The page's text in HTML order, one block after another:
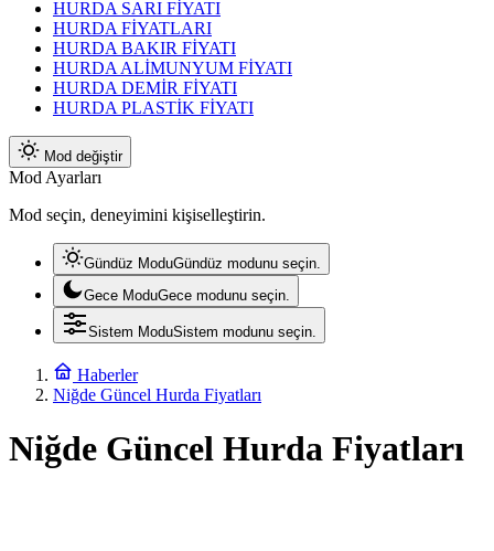
HURDA SARI FİYATI
HURDA FİYATLARI
HURDA BAKIR FİYATI
HURDA ALİMUNYUM FİYATI
HURDA DEMİR FİYATI
HURDA PLASTİK FİYATI
Mod değiştir
Mod Ayarları
Mod seçin, deneyimini kişiselleştirin.
Gündüz ModuGündüz modunu seçin.
Gece ModuGece modunu seçin.
Sistem ModuSistem modunu seçin.
Haberler
Niğde Güncel Hurda Fiyatları
Niğde Güncel Hurda Fiyatları